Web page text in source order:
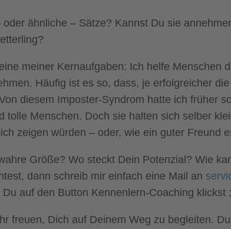
oder ähnliche – Sätze? Kannst Du sie
meiner Kernaufgaben: Ich helfe
Häufig ist es so, dass, je erfolgreicher
diesem Imposter-Syndrom hatte ich früher
tolle Menschen. Doch sie halten sich selber
zeigen würden – oder, wie ein guter Freund
Größe? Wo steckt Dein Potenzial? Wie
dann schreib mir einfach eine Mail an
auf den Button Kennenlern-Coaching
freuen, Dich auf Deinem Weg zu begleiten.